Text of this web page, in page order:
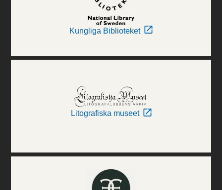
Kungliga Biblioteket
Litografiska museet